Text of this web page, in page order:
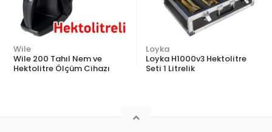
Wile
Wile 200 Tahıl Nem ve
Hektolitre Ölçüm Cihazı
Loyka
Loyka H1000v3 Hektolitre
Seti 1 Litrelik